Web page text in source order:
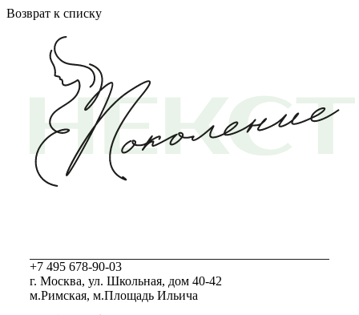
Возврат к списку
+7 495 678-90-03
г. Москва, ул. Школьная, дом 40-42
м.Римская, м.Площадь Ильича